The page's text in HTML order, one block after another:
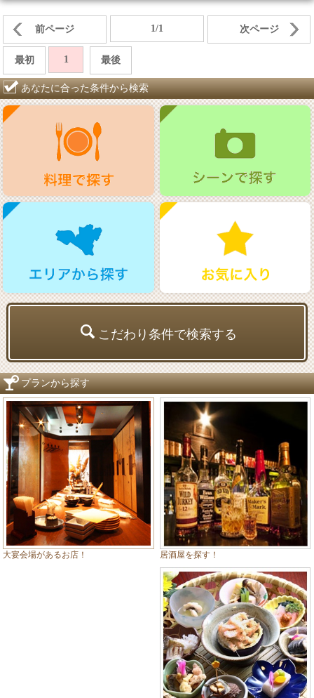
前ページ 1/1 次ページ
最初 1 最後
あなたに合った条件から検索
こだわり条件で検索する
プランから探す
大宴会場があるお店！ 居酒屋を探す！